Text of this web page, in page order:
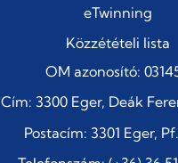
eTwinning
Közzétételi lista
OM azonosító:
Cím: 3300 Eger, Deák
Postacím: 3301 Eger,